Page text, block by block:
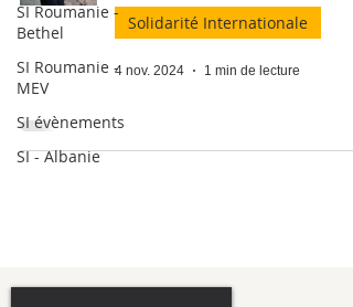
SI Roumanie -
Bethel
SI Roumanie -
MEV
SI évènements
SI - Albanie
Solidarité Internationale
4 nov. 2024 1 min de lecture